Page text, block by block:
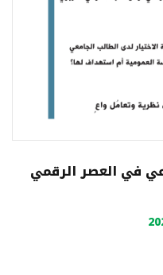
في العصر الرقمي